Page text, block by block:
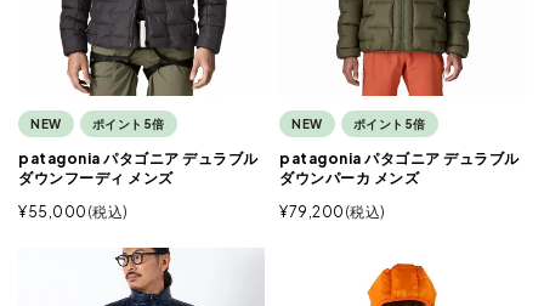
NEW ポイント5倍
patagonia パタゴニア デュラブル
ダウンフーディ メンズ
¥55,000 税込
NEW ポイント5倍
patagonia パタゴニア デュラブル
ダウンパーカ メンズ
¥79,200 税込